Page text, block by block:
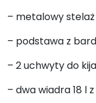
– metalowy
– podstawa z
– 2 uchwyty do
– dwa wiadra 18 l